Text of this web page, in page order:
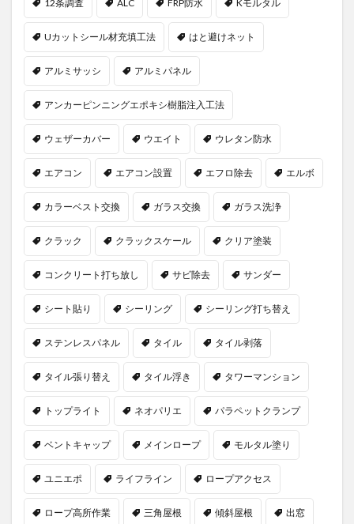
12条調査 ALC FRP防水 Kモルタル
Uカットシール材充填工法 はと避けネット
アルミサッシ アルミパネル
アンカーピンニングエポキシ樹脂注入工法
ウェザーカバー ウエイト ウレタン防水
エアコン エアコン設置 エフロ除去 エルボ
カラーベスト交換 ガラス交換 ガラス洗浄
クラック クラックスケール クリア塗装
コンクリート打ち放し サビ除去 サンダー
シート貼り シーリング シーリング打ち替え
ステンレスパネル タイル タイル剥落
タイル張り替え タイル浮き タワーマンション
トップライト ネオパリエ パラペットクランプ
ベントキャップ メインロープ モルタル塗り
ユニエポ ライフライン ロープアクセス
ロープ高所作業 三角屋根 傾斜屋根 出窓